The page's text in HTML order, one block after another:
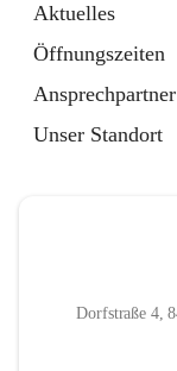
Aktuelles
Öffnungszeiten
Ansprechpartner
Unser Standort
Tab
TRANSPORTE
Artikel
öffnet
in
neuem
Tab
Dorfstraße 4,